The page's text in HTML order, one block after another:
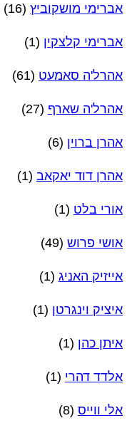
אברימי מושקוביץ (16)
אברימי קלצקין (1)
אהרל'ה סאמעט (61)
אהרל'ה שארף (27)
אהרן ברוין (6)
אהרן דוד יאקאב (1)
אורי בלט (1)
אושי פרוש (49)
אייזיק האניג (1)
איציק וינגרטן (1)
איתן כהן (1)
אלדד דהרי (1)
אלי ווייס (8)